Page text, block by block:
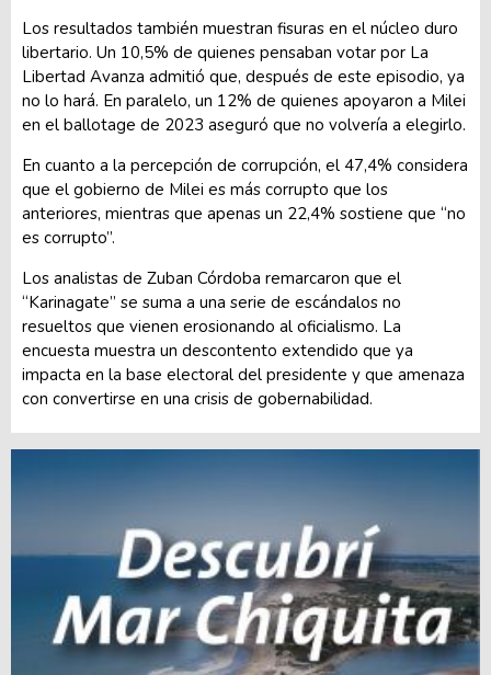
Los resultados también muestran fisuras en el núcleo duro
libertario. Un 10,5% de quienes pensaban votar por La
Libertad Avanza admitió que, después de este episodio, ya
no lo hará. En paralelo, un 12% de quienes apoyaron a Milei
en el ballotage de 2023 aseguró que no volvería a elegirlo.
En cuanto a la percepción de corrupción, el 47,4% considera
que el gobierno de Milei es más corrupto que los
anteriores, mientras que apenas un 22,4% sostiene que “no
es corrupto”.
Los analistas de Zuban Córdoba remarcaron que el
“Karinagate” se suma a una serie de escándalos no
resueltos que vienen erosionando al oficialismo. La
encuesta muestra un descontento extendido que ya
impacta en la base electoral del presidente y que amenaza
con convertirse en una crisis de gobernabilidad.